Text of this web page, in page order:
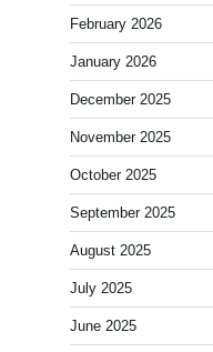
February 2026
January 2026
December 2025
November 2025
October 2025
September 2025
August 2025
July 2025
June 2025